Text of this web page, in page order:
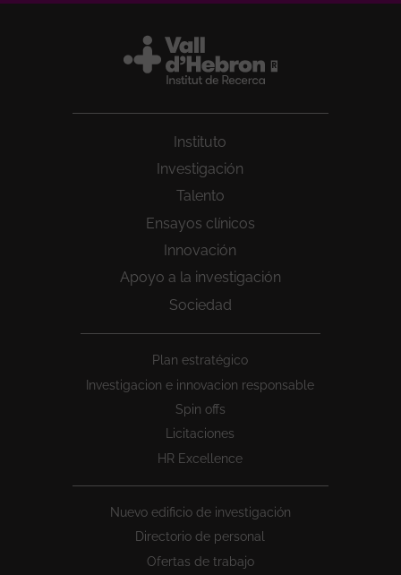
Instituto
Investigación
Talento
Ensayos clínicos
Innovación
Apoyo a la investigación
Sociedad
Plan estratégico
Investigacion e innovacion responsable
Spin offs
Licitaciones
HR Excellence
Nuevo edificio de investigación
Directorio de personal
Ofertas de trabajo